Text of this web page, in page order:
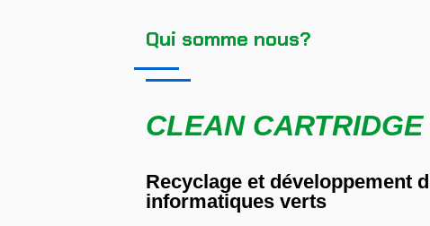
Qui somme nous?
CLEAN CARTRIDGE
Recyclage et développement
informatiques verts